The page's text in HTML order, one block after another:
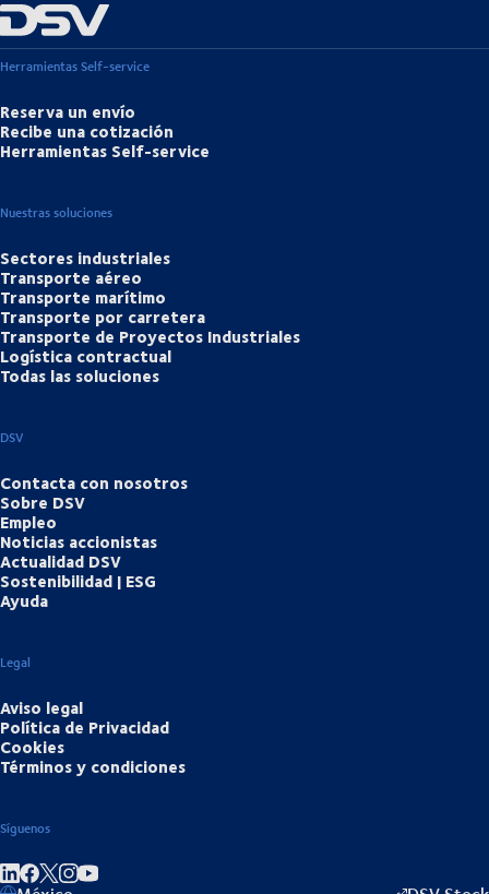
Herramientas Self-service
Reserva un envío
Recibe una cotización
Herramientas Self-service
Nuestras soluciones
Sectores industriales
Transporte aéreo
Transporte marítimo
Transporte por carretera
Transporte de Proyectos Industriales
Logística contractual
Todas las soluciones
DSV
Contacta con nosotros
Sobre DSV
Empleo
Noticias accionistas
Actualidad DSV
Sostenibilidad | ESG
Ayuda
Legal
Aviso legal
Política de Privacidad
Cookies
Términos y condiciones
Síguenos